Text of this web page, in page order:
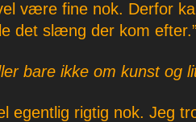
være fine nok. Derfor
det slæng der kom efter.”
bare ikke om kunst og
egentlig rigtig nok. Jeg